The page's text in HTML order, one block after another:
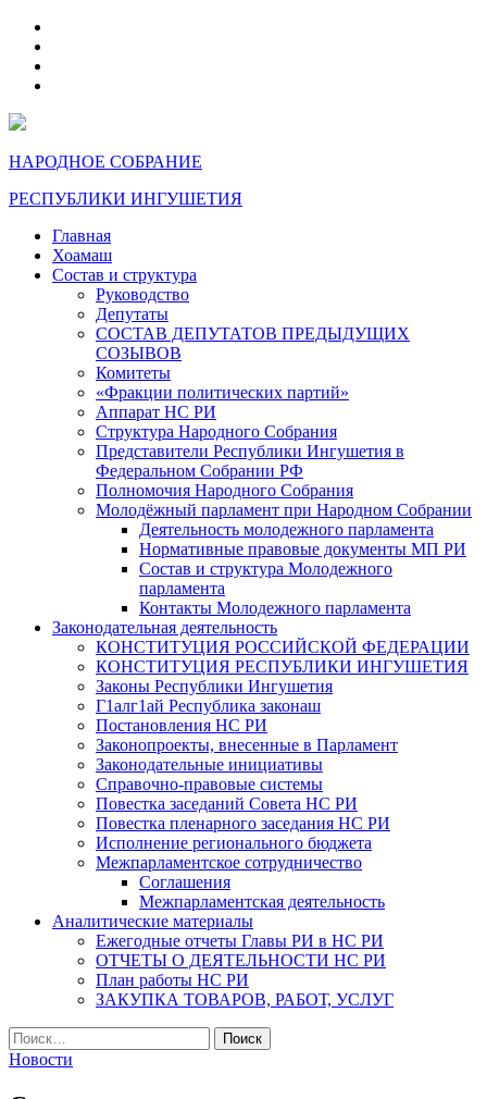
НАРОДНОЕ СОБРАНИЕ
РЕСПУБЛИКИ ИНГУШЕТИЯ
Главная
Хоамаш
Состав и структура
Руководство
Депутаты
СОСТАВ ДЕПУТАТОВ ПРЕДЫДУЩИХ
СОЗЫВОВ
Комитеты
«Фракции политических партий»
Аппарат НС РИ
Структура Народного Собрания
Представители Республики Ингушетия в
Федеральном Собрании РФ
Полномочия Народного Собрания
Молодёжный парламент при Народном Собрании
Деятельность молодежного парламента
Нормативные правовые документы МП РИ
Состав и структура Молодежного
парламента
Контакты Молодежного парламента
Законодательная деятельность
КОНСТИТУЦИЯ РОССИЙСКОЙ ФЕДЕРАЦИИ
КОНСТИТУЦИЯ РЕСПУБЛИКИ ИНГУШЕТИЯ
Законы Республики Ингушетия
Г1алг1ай Республика законаш
Постановления НС РИ
Законопроекты, внесенные в Парламент
Законодательные инициативы
Справочно-правовые системы
Повестка заседаний Совета НС РИ
Повестка пленарного заседания НС РИ
Исполнение регионального бюджета
Межпарламентское сотрудничество
Соглашения
Межпарламентская деятельность
Аналитические материалы
Ежегодные отчеты Главы РИ в НС РИ
ОТЧЕТЫ О ДЕЯТЕЛЬНОСТИ НС РИ
План работы НС РИ
ЗАКУПКА ТОВАРОВ, РАБОТ, УСЛУГ
Найти:
Новости